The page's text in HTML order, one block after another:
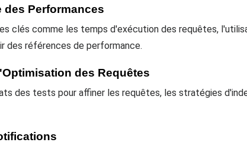
des Performances
clés comme les temps d'exécution des requêtes,
des références de performance.
des Requêtes
des tests pour affiner les requêtes, les stratégies